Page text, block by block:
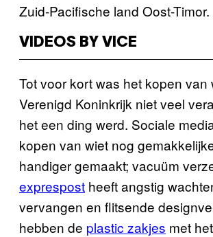
Zuid-Pacifische land Oost-Timor.
VIDEOS BY VICE
Tot voor kort was het kopen van
Verenigd Koninkrijk niet veel
het een ding werd. Sociale
kopen van wiet nog
handiger gemaakt; vacuüm
exprespost heeft angstig
vervangen en flitsende
hebben de plastic zakjes met